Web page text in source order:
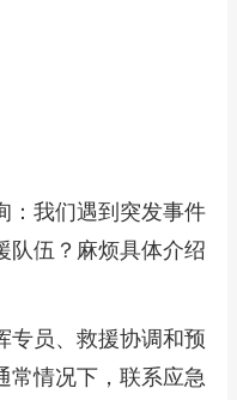
：我们遇到突发事件
队伍？麻烦具体介绍
专员、救援协调和预
常情况下，联系应急